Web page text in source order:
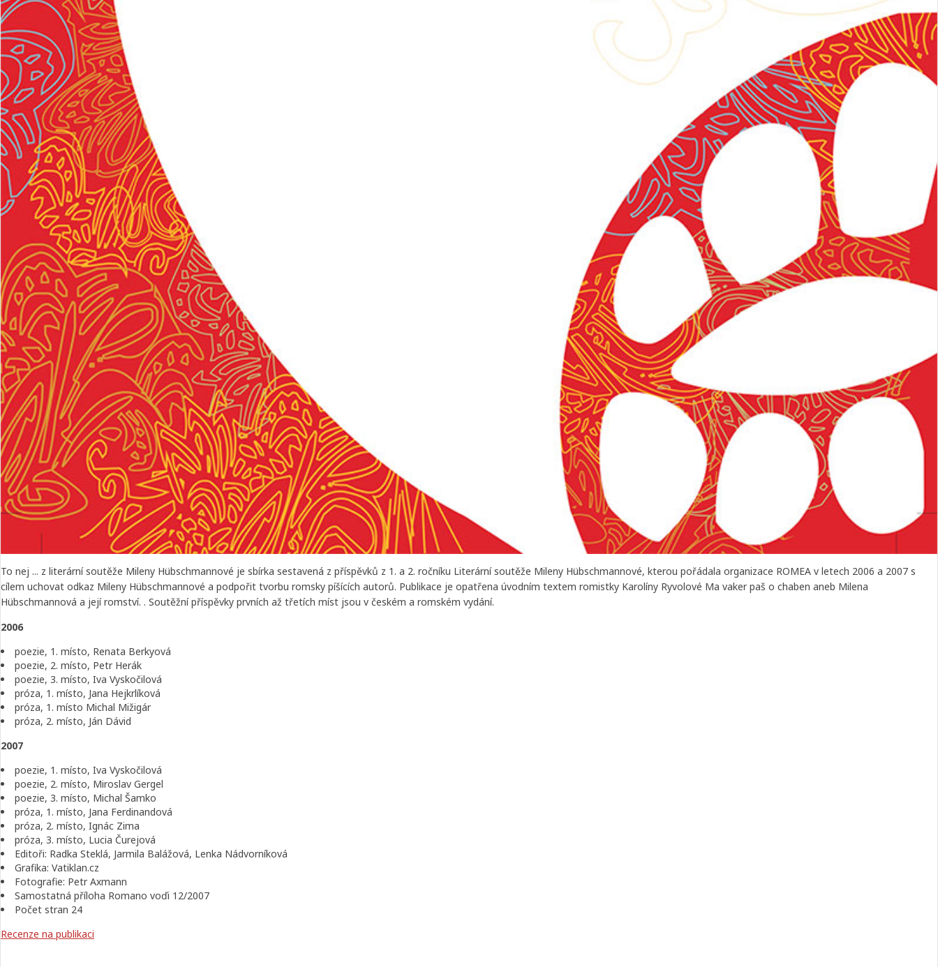
To nej ... z literární soutěže Mileny Hübschmannové je sbírka sestavená z příspěvků z 1. a 2. ročníku Literární soutěže Mileny Hübschmannové, kterou pořádala organizace ROMEA v letech 2006 a 2007 s
cílem uchovat odkaz Mileny Hübschmannové a podpořit tvorbu romsky píšících autorů. Publikace je opatřena úvodním textem romistky Karolíny Ryvolové Ma vaker paš o chaben aneb Milena
Hübschmannová a její romství. . Soutěžní příspěvky prvních až třetích míst jsou v českém a romském vydání.
2006
poezie, 1. místo, Renata Berkyová
poezie, 2. místo, Petr Herák
poezie, 3. místo, Iva Vyskočilová
próza, 1. místo, Jana Hejkrlíková
próza, 1. místo Michal Mižigár
próza, 2. místo, Ján Dávid
2007
poezie, 1. místo, Iva Vyskočilová
poezie, 2. místo, Miroslav Gergel
poezie, 3. místo, Michal Šamko
próza, 1. místo, Jana Ferdinandová
próza, 2. místo, Ignác Zima
próza, 3. místo, Lucia Čurejová
Editoři: Radka Steklá, Jarmila Balážová, Lenka Nádvorníková
Grafika: Vatiklan.cz
Fotografie: Petr Axmann
Samostatná příloha Romano voďi 12/2007
Počet stran 24
Recenze na publikaci